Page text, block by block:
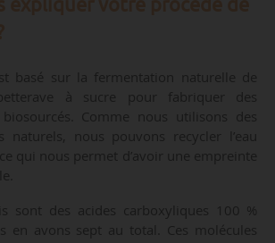
basé sur la fermentation naturelle de
à sucre pour fabriquer des
Comme nous utilisons des
naturels, nous pouvons recycler l’eau
qui nous permet d’avoir une empreinte
sont des acides carboxyliques 100 %
en avons sept au total. Ces molécules